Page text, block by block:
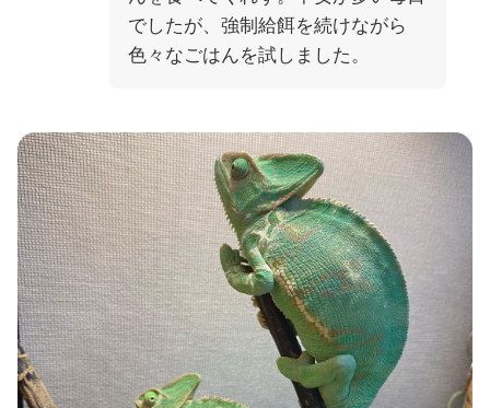
でしたが、強制給餌を続けながら
色々なごはんを試しました。